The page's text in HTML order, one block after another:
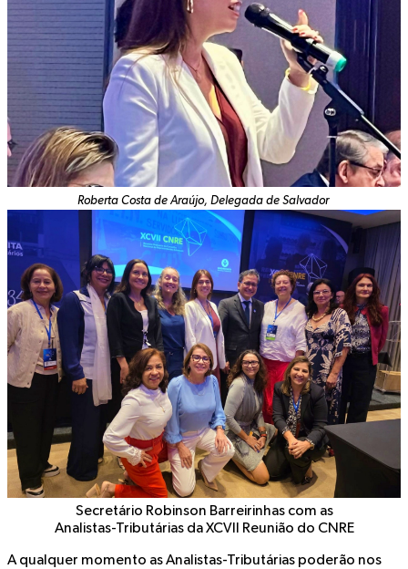
Roberta Costa de Araújo, Delegada de Salvador
Secretário Robinson Barreirinhas com as
Analistas-Tributárias da XCVII Reunião do CNRE
A qualquer momento as Analistas-Tributárias poderão nos